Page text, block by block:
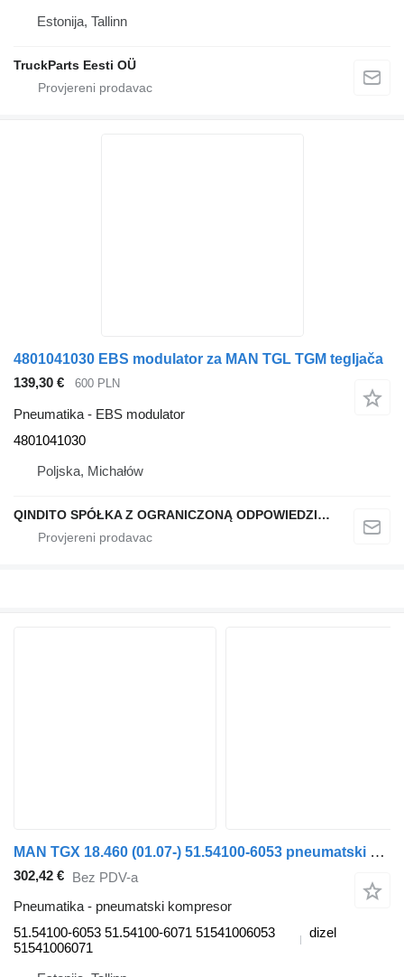
Estonija, Tallinn
TruckParts Eesti OÜ
4801041030 EBS modulator za MAN TGL TGM tegljača
139,30 €
600 PLN
Pneumatika - EBS modulator
4801041030
Poljska, Michałów
QINDITO SPÓŁKA Z OGRANICZONĄ ODPOWIEDZIALNOŚCIĄ
MAN TGX 18.460 (01.07-) 51.54100-6053 pneumatski kompresor za MAN TGL, TGM, TGS, TGX (2005-2021) tegljača
302,42 € Bez PDV-a
Pneumatika - pneumatski kompresor
51.54100-6053 51.54100-6071 51541006053
51541006071
dizel